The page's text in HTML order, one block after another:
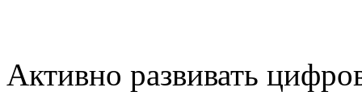
Активно развивать